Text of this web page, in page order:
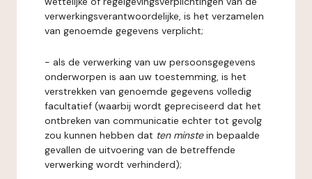
verwerkingsverantwoordelijke, is het verzamelen
van genoemde gegevens verplicht;
- als de verwerking van uw persoonsgegevens
onderworpen is aan uw toestemming, is het
verstrekken van genoemde gegevens volledig
facultatief (waarbij wordt gepreciseerd dat het
ontbreken van communicatie echter tot gevolg
zou kunnen hebben dat ten minstein bepaalde
gevallen de uitvoering van de betreffende
verwerking wordt verhinderd);